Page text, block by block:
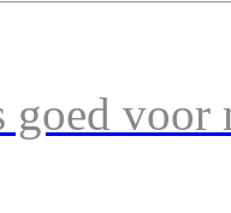
goed voor